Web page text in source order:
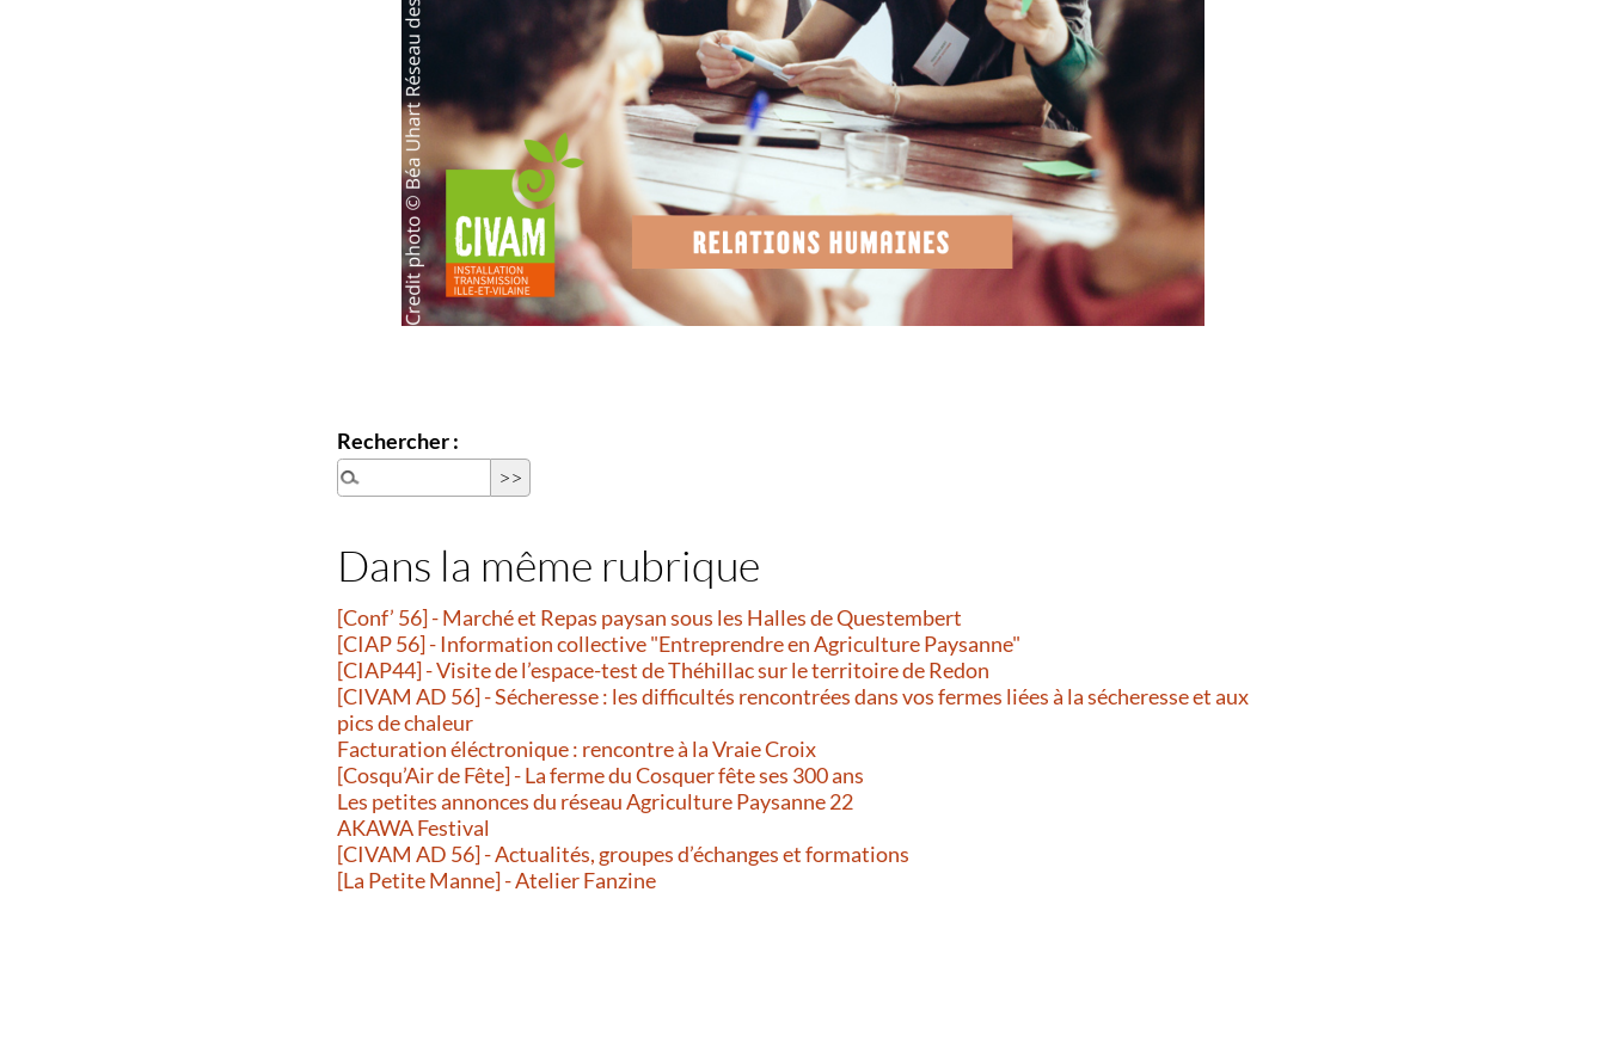
Rechercher :
Dans la même rubrique
[Conf’ 56] - Marché et Repas paysan sous les Halles de Questembert
[CIAP 56] - Information collective "Entreprendre en Agriculture Paysanne"
[CIAP44] - Visite de l’espace-test de Théhillac sur le territoire de Redon
[CIVAM AD 56] - Sécheresse : les difficultés rencontrées dans vos fermes liées à la sécheresse et aux
pics de chaleur
Facturation éléctronique : rencontre à la Vraie Croix
[Cosqu’Air de Fête] - La ferme du Cosquer fête ses 300 ans
Les petites annonces du réseau Agriculture Paysanne 22
AKAWA Festival
[CIVAM AD 56] - Actualités, groupes d’échanges et formations
[La Petite Manne] - Atelier Fanzine